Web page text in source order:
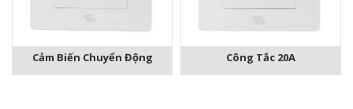
Cảm Biến Chuyển Động Công Tắc 20A